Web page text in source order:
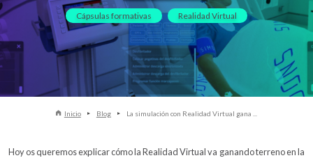
Cápsulas formativas Realidad Virtual
Inicio Blog La simulación con Realidad Virtual gana ...
Hoy os queremos explicar cómo la Realidad Virtual va ganando terreno en la